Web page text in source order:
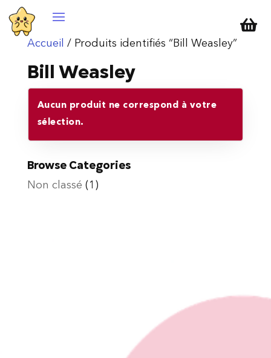

Accueil / Produits identifiés “Bill Weasley”
Bill Weasley
Aucun produit ne correspond à votre
sélection.
Browse Categories
Non classé (1)